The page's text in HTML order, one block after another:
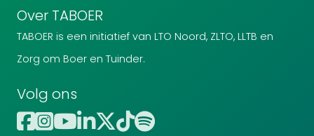
Over TABOER
TABOER is een initiatief van LTO Noord, ZLTO, LLTB en
Zorg om Boer en Tuinder.
Volg ons